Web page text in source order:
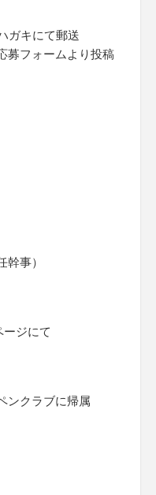
ガキにて郵送
募フォームより投稿
事）
ージにて
ンクラブに帰属